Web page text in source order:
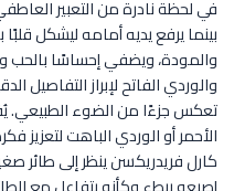
في لحظة نادرة من التعبير
بينما يرفع يديه أمامه ليشكل
والمودة، ويضفي إحساسًا بالحب
والوردي الفاتح لإبراز التفاصيل
تعكس جزءًا من الضوء الطبيعي.
الأحمر أو الوردي الباهت لتعزيز
كارل فريدريكسن ينظر إلى طائر